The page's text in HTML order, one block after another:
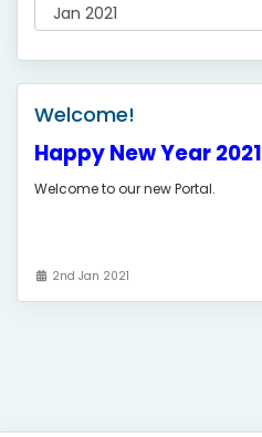
Võrgu staatus
Võta meiega ühendust
Welcome!
Happy New Year 2021
Welcome to our new Portal.
2nd Jan 2021